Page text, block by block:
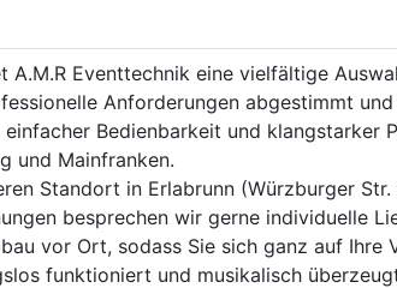
Eventtechnik eine vielfältige
Anforderungen abgestimmt
Bedienbarkeit und klangstarker
und Mainfranken.
Standort in Erlabrunn (Würzburger
besprechen wir gerne individuelle
vor Ort, sodass Sie sich ganz auf Ihre
funktioniert und musikalisch